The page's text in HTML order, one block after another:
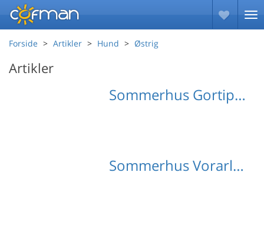
Forside Artikler Hund Østrig
Artikler
Sommerhus Gortipohl med hund
Sommerhus Vorarlberg med hund